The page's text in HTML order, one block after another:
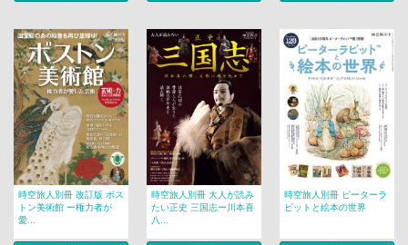
時空旅人別冊 改訂版 ボス
トン美術館 ー権力者が
愛...
時空旅人別冊 大人が読み
たい正史 三国志ー川本喜
八...
時空旅人別冊 ピーターラ
ビットと絵本の世界